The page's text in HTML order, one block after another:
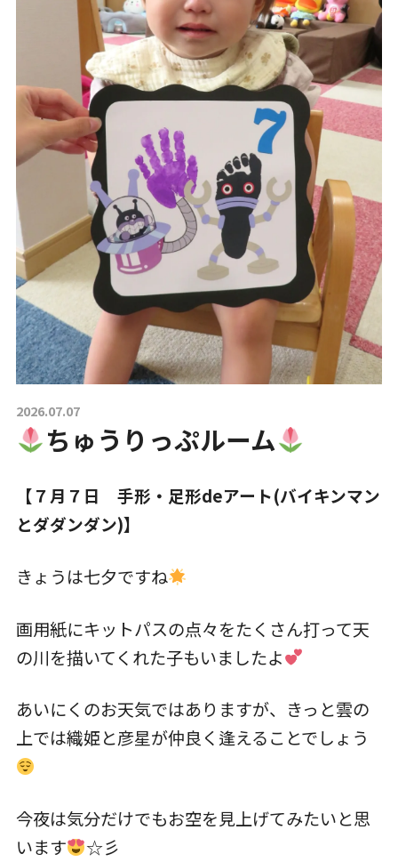
課外活動
草深こじか保育園
（幼保連携型認定こども園）
草深こじか第二保育園
こじかKIDSクラブ
（幼保連携型認定こども園）
ホーム
2026.07.07
ちゅうりっぷルーム
【７月７日 手形・足形deアート(バイキンマン
とダダンダン)】
きょうは七夕ですね
画用紙にキットパスの点々をたくさん打って天
の川を描いてくれた子もいましたよ
あいにくのお天気ではありますが、きっと雲の
上では織姫と彦星が仲良く逢えることでしょう
今夜は気分だけでもお空を見上げてみたいと思
います
☆彡